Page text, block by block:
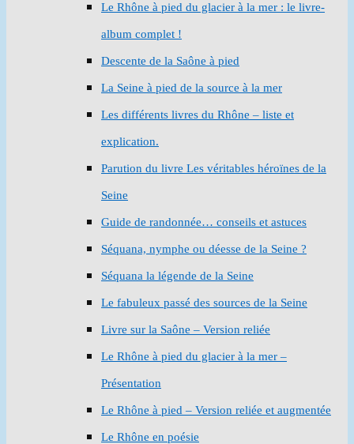
Le Rhône à pied du glacier à la mer : le livre-
album complet !
Descente de la Saône à pied
La Seine à pied de la source à la mer
Les différents livres du Rhône – liste et
explication.
Parution du livre Les véritables héroïnes de la
Seine
Guide de randonnée… conseils et astuces
Séquana, nymphe ou déesse de la Seine ?
Séquana la légende de la Seine
Le fabuleux passé des sources de la Seine
Livre sur la Saône – Version reliée
Le Rhône à pied du glacier à la mer –
Présentation
Le Rhône à pied – Version reliée et augmentée
Le Rhône en poésie